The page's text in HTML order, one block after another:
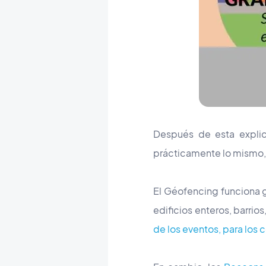
Después de esta
prácticamente lo
El Géofencing funciona
edificios enteros,
de los eventos, para los